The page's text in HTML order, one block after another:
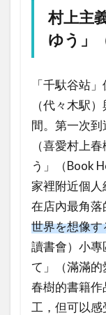
村上主
ゆう」
「千馱谷站
（代々木駅
間。第一次
（喜愛村上
う」（Book
家裡附近個
在店內最角
世界を想像
讀書會）小
て」（滿滿
春樹的書籍
工，但可以